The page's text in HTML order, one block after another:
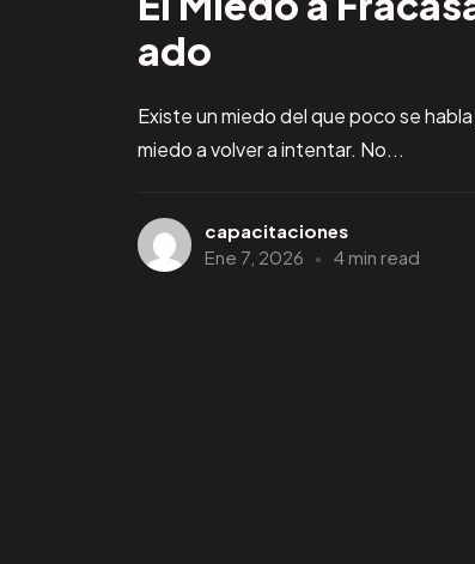
ado
Existe un miedo del que poco se
miedo a volver a intentar. No...
capacitaciones
Ene 7, 2026
4 min read